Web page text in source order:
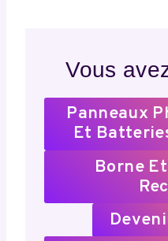
Vous
Panneaux
Et
Borne